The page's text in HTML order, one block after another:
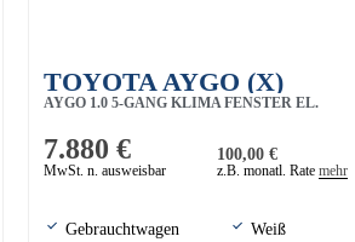
TOYOTA AYGO (X)
AYGO 1.0 5-GANG KLIMA FENSTER EL.
7.880 €
MwSt. n. ausweisbar
100,00 €
z.B. monatl. Rate mehr
Gebrauchtwagen
Weiß